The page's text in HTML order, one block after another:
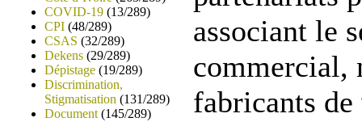
COVID-19 (13/289)
CPI (48/289)
CSAS (32/289)
Dekens (29/289)
Dépistage (19/289)
Discrimination,
Stigmatisation (131/289)
Document (145/289)
associant le
commercial,
fabricants